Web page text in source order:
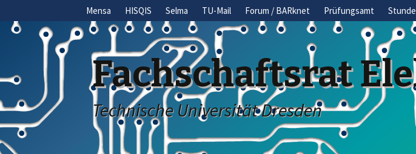
Mensa HISQIS Selma TU-Mail Forum / BARknet Prüfungsamt
Fachschaftsrat
Technische Universität Dresden